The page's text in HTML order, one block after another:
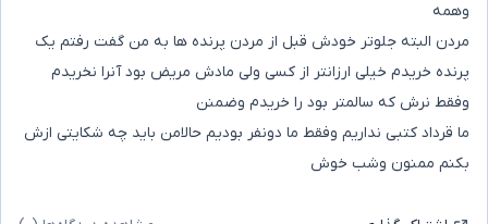
وهمه
مردن البته جلوتر خودش قبل از مردن پرنده ها به من گفت رفتم یک
پرنده خریدم خیلی ارزانتر از کسی ولی مادش مریض بود آنرا نخریدم
وفقط نرش که سالمتر بود را خریدم وضمنن
ما قرداد کتبی نداریم وفقط ما دونفر بودیم حالامن باید چه شکایتی ازش
بکنم ممنون وشب خوش